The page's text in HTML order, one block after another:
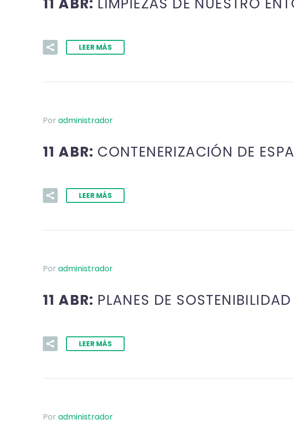
LEER MÁS
Por administrador
11 ABR: CONTENERIZACIÓN DE
LEER MÁS
Por administrador
11 ABR: PLANES DE
LEER MÁS
Por administrador